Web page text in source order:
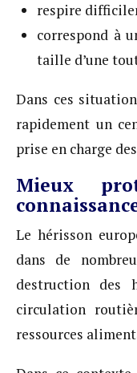
respire
correspond à
taille d’une
Dans ces
rapidement un
prise en charge
Mieux
Le hérisson
dans de
destruction des
circulation
ressources